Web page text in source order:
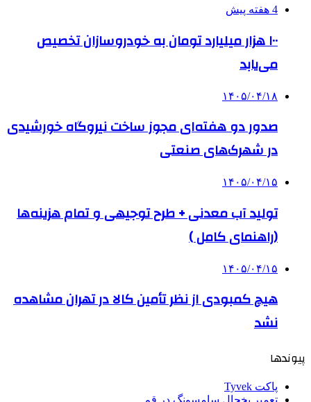
4 هفته پیش
۱۰۰ هزار میلیارد تومان به خودروسازان تخصیص
می‌یابد
۱۴۰۵/۰۴/۱۸
صدور دو هفته‌ای مجوز ساخت نیروگاه خورشیدی
در شهرک‌های صنعتی
۱۴۰۵/۰۴/۱۵
تولید آب معدنی + طرح توجیهی و تمام هزینه‌ها
(راهنمای کامل )
۱۴۰۵/۰۴/۱۵
هیچ کمبودی از نظر تأمین کالا در تهران مشاهده
نشد
پیوندها
پاکت Tyvek
تعمیر یخچال سامسونگ در قم